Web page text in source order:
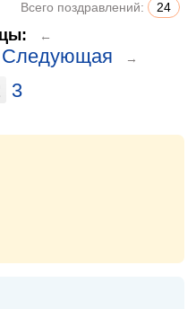
Всего поздравлений: 24
←
Следующая →
3